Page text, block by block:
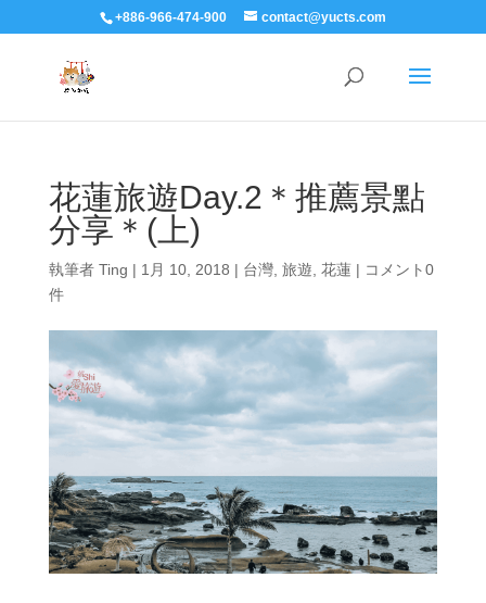
+886-966-474-900 contact@yucts.com
花蓮旅遊Day.2＊推薦景點
分享＊(上)
執筆者 Ting | 1月 10, 2018 | 台灣, 旅遊 花蓮| コメント0
件